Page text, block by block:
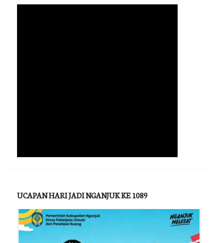
UCAPAN HARI JADI NGANJUK KE 1089